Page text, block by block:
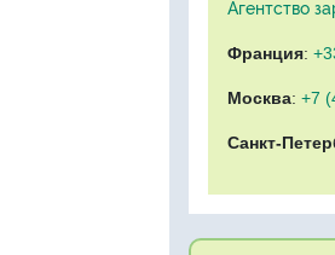
Агентство
Франция:
Москва: +7
Санкт-